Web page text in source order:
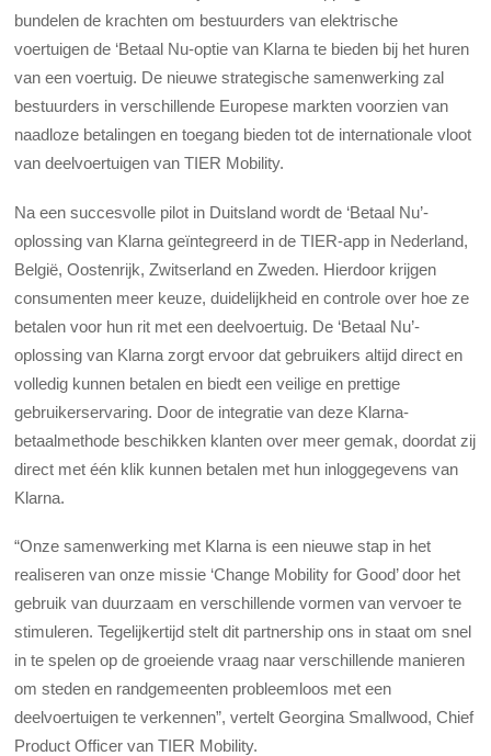
bundelen de krachten om bestuurders van elektrische
voertuigen de ‘Betaal Nu-optie van Klarna te bieden bij het huren
van een voertuig. De nieuwe strategische samenwerking zal
bestuurders in verschillende Europese markten voorzien van
naadloze betalingen en toegang bieden tot de internationale vloot
van deelvoertuigen van TIER Mobility.
Na een succesvolle pilot in Duitsland wordt de ‘Betaal Nu’-
oplossing van Klarna geïntegreerd in de TIER-app in Nederland,
België, Oostenrijk, Zwitserland en Zweden. Hierdoor krijgen
consumenten meer keuze, duidelijkheid en controle over hoe ze
betalen voor hun rit met een deelvoertuig. De ‘Betaal Nu’-
oplossing van Klarna zorgt ervoor dat gebruikers altijd direct en
volledig kunnen betalen en biedt een veilige en prettige
gebruikerservaring. Door de integratie van deze Klarna-
betaalmethode beschikken klanten over meer gemak, doordat zij
direct met één klik kunnen betalen met hun inloggegevens van
Klarna.
“Onze samenwerking met Klarna is een nieuwe stap in het
realiseren van onze missie ‘Change Mobility for Good’ door het
gebruik van duurzaam en verschillende vormen van vervoer te
stimuleren. Tegelijkertijd stelt dit partnership ons in staat om snel
in te spelen op de groeiende vraag naar verschillende manieren
om steden en randgemeenten probleemloos met een
deelvoertuigen te verkennen”, vertelt Georgina Smallwood, Chief
Product Officer van TIER Mobility.